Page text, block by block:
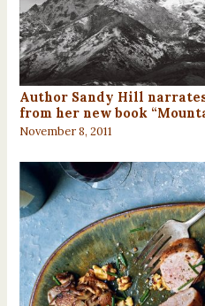
Author Sandy Hill
from her new book
November 8, 2011